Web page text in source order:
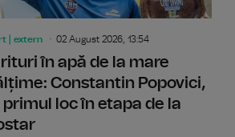
| extern 02 August 2026, 13:54
în apă de la mare
Constantin Popovici,
primul loc în etapa de la